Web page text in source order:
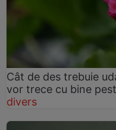
Cât de des trebuie
vor trece cu bine
divers